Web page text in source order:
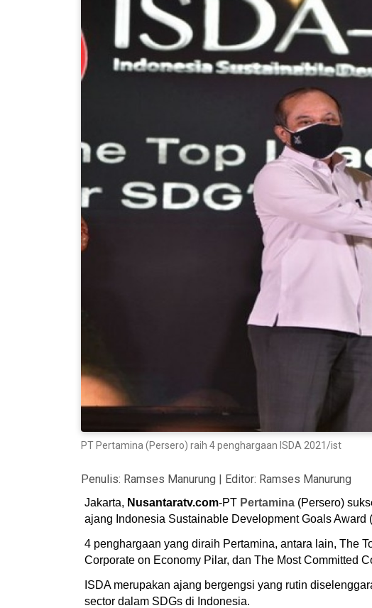
PT Pertamina (Persero) raih 4 penghargaan ISDA 2021/ist
Penulis: Ramses Manurung | Editor: Ramses Manurung
Jakarta, Nusantaratv.com-PT Pertamina (Persero)
ajang Indonesia Sustainable Development Goals Award
4 penghargaan yang diraih Pertamina, antara lain, The
Corporate on Economy Pilar, dan The Most Committed
ISDA merupakan ajang bergengsi yang rutin
sector dalam SDGs di Indonesia.